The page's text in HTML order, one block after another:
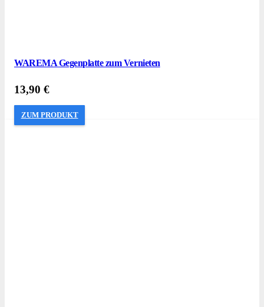
WAREMA Gegenplatte zum Vernieten
13,90 €
ZUM PRODUKT